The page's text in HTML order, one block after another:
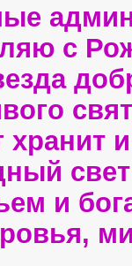
с
хранит
и